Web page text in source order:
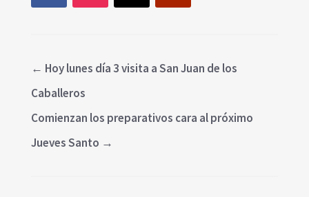
← Hoy lunes día 3 visita a San Juan de los
Caballeros
Comienzan los preparativos cara al próximo
Jueves Santo →